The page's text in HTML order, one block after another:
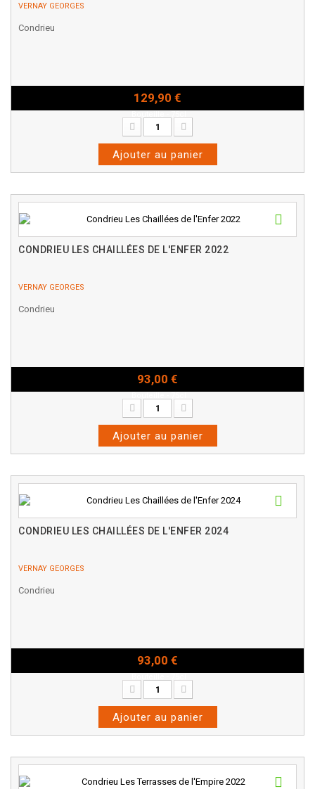
VERNAY GEORGES
Condrieu
129,90 €
Ajouter au panier
CONDRIEU LES CHAILLÉES DE L'ENFER 2022
VERNAY GEORGES
Condrieu
93,00 €
Ajouter au panier
CONDRIEU LES CHAILLÉES DE L'ENFER 2024
VERNAY GEORGES
Condrieu
93,00 €
Ajouter au panier